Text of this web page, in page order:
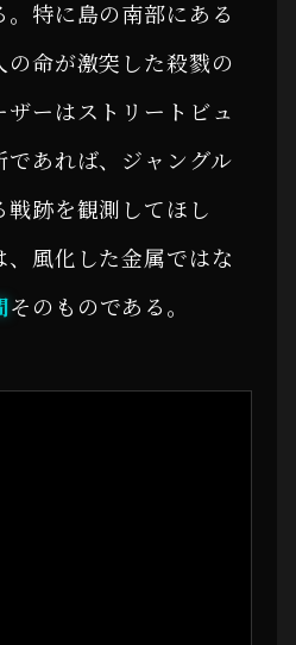
特に島の南部にある
命が激突した殺戮の
ーはストリートビュ
あれば、ジャングル
跡を観測してほし
風化した金属ではな
そのものである。